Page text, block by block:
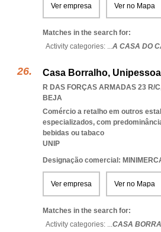
Ver empresa Ver no Mapa
Matches in the search for:
Activity categories: ...A CASA DO
Casa Borralho,
R DAS FORÇAS ARMADAS 23 R/
BEJA
Comércio a retalho em outros
especializados, com
bebidas ou tabaco
UNIP
Designação comercial:
Ver empresa Ver no Mapa
Matches in the search for:
Activity categories: ...CASA